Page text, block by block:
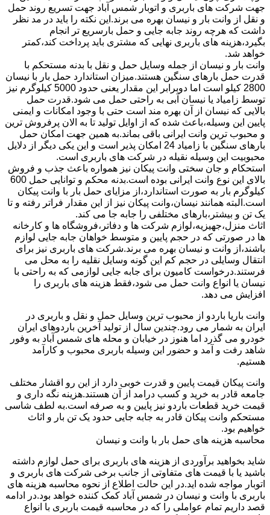
جهت شرکت های باربری و اتوبار شمس آباد جهت تسریع روند حمل
و نقل از وانت بار و نیسان بهره می برند.این نکته را باید در مد نظر
داشت که هرچه روند جابه جایی و حمل بارسریع تر انجام
بگیرد،هزینه های باربری نهایی که مشتری باید پرداخت کند،کمتر
خواهد شد.
وانت بار و نیسان از جمله وسایل حمل و نقل با بدنه مستحکم با
قدرت حمل بارهای سنگین هستند.میزان استاندارد حمل بار با نیسان
2800 کیلو است اما دوبرابر این مقدار یعنی حدود 5000 کیلوگرم نیز
توسط زامیاد یا نیسان آبی به راحتی حمل می شود.قدرت حمل
بالایی که نیسان از آن بهره مند است حتی با وجود امکانات و ایمنی
پایین این وسیله،باعث شده که از اوایل تولید تا به الان پرفروش ترین
و محبوب ترین وانت ایرانی باقی بماند.به همین جهت امکان حمل
بارهای سنگین با زامیاد 24 امکان پذیر است و این یکی دیگر از دلایل
محبوبیت این وسیله نقیله در شرکت های باربری است.
استحکام و جان سختی وانت پیکان نیز همواره باعث جذب و فروش
بالای این نوع وانت ایرانی بوده است.بدنه محکم و توانایی حمل 600
کیلوگرم بار به صورت استاندارد،از مزایای حمل بار با وانت پیکان
است.البته همانند نیسان،وانت پیکان نیز از این مقدار فراتر رفته و تا
یک تن و بیشتر،بارهای مختلفی را جابه جا می کند.
اثاث منزل،جهیزیه،لوازم شرکت ها و دفاتر،فروشگاه ها و کارخانه
ها در صورتی که در حجم پایین و متوسط خواهان جابه جایی لوازم
باشند،از وانت و نیسان بهره می برند.شرکت های باربری نیز برای
انتقال وسایلی در حجم کم این گونه وسایل نقلیه را به محل می
فرستند.درخواست کامیون برای جابه جایی لوازمی که به راحتی با
نیسان یا انواع وانت حمل می شود،فقط هزینه های باربری را
افزایش می دهد.
وانت باریا باردو از محبوب ترین وسایل حمل و نقل و باربری در
ایران به شمار می رود.چندین سال از تولید آخرین باردوهای ایران
خودرو می گذرد اما هنوز در خیابان و محله های شمس آباد به وفور
شاهد رفت و آمد و حضور این وسیله باربری محبوب و کارآمد
هستیم.
وانت پیکان قیمت پایین و قدرت خوبی دارد از این رو اقشار مختلف
جامعه قادر به خرید و کسب درامد از آن هستند.هزینه نگه داری و
قیمت خرید قطعات باردو نیز پایین و به صرفه است.به لطف شاسی
مستحکم وانت پیکان قادر به جابه جایی حدود یک تن بار و اثاث
خواهیم بود.
محاسبه هزینه های حمل بار با وانت و نیسان
شاید بخواهید برآوردی از هزینه های باربری برای حمل لوازم داشته
باشید یا با قیمت های متفاوتی از جانب برخی شرکت های باربری و
اتوبار مواجه شده اید.در این حالت اطلاع از نحوه محاسبه هزینه های
باربری با وانت و نیسان در شمس آباد کمک کننده خواهد بود.در ادامه
قصد داریم تمام عواملی را که در محاسبه قیمت باربری با انواع